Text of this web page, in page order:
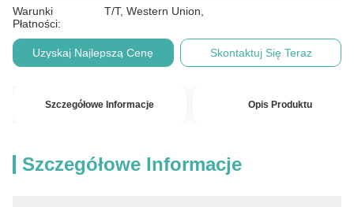
Warunki
Płatności:
T/T, Western Union,
Uzyskaj Najlepszą Cenę Skontaktuj Się Teraz
Szczegółowe Informacje Opis Produktu
Szczegółowe Informacje